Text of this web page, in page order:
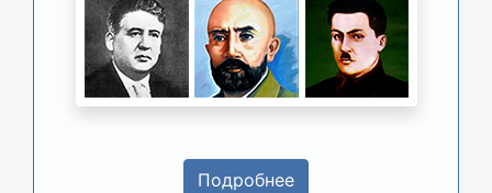
Подробнее